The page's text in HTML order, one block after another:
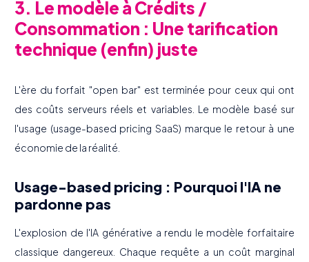
3. Le modèle à Crédits /
Consommation : Une tarification
technique (enfin) juste
L'ère du forfait "open bar" est terminée pour ceux qui ont
des coûts serveurs réels et variables. Le modèle basé sur
l'usage (usage-based pricing SaaS) marque le retour à une
économie de la réalité.
Usage-based pricing : Pourquoi l'IA ne
pardonne pas
L'explosion de l'IA générative a rendu le modèle forfaitaire
classique dangereux. Chaque requête a un coût marginal